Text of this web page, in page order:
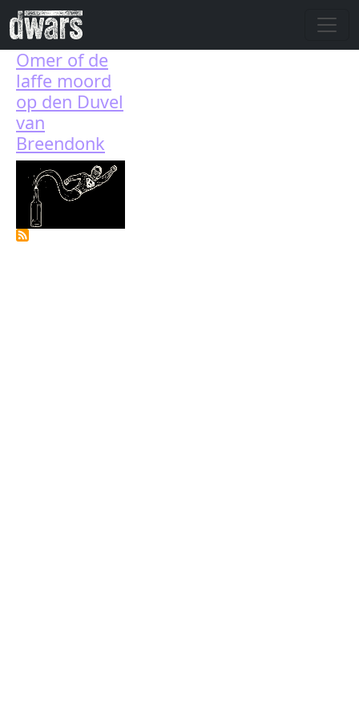
Overslaan en naar de inhoud gaan
Omer of de
laffe moord
op den Duvel
van
Breendonk